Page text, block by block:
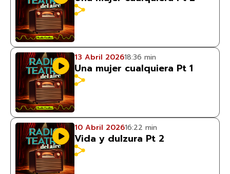
13 Abril 202618:36 min
Una mujer cualquiera Pt 1
10 Abril 202616:22 min
Vida y dulzura Pt 2